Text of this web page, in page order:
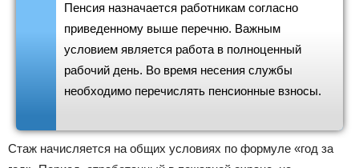
Пенсия назначается работникам согласно
приведенному выше перечню. Важным
условием является работа в полноценный
рабочий день. Во время несения службы
необходимо перечислять пенсионные взносы.
Стаж начисляется на общих условиях по формуле «год за